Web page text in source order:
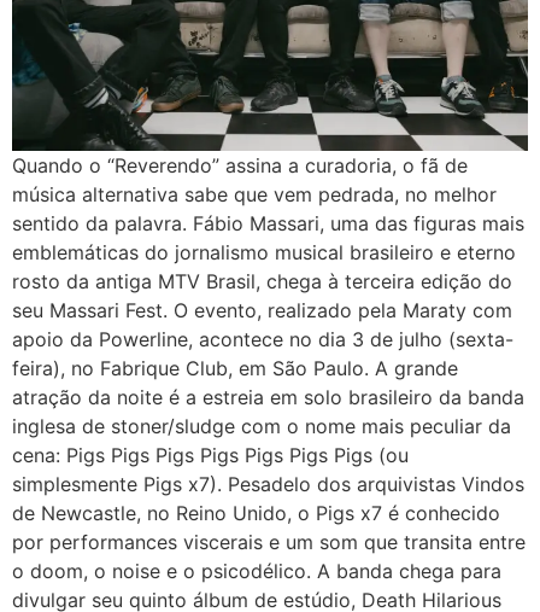
Quando o “Reverendo” assina a curadoria, o fã de
música alternativa sabe que vem pedrada, no melhor
sentido da palavra. Fábio Massari, uma das figuras mais
emblemáticas do jornalismo musical brasileiro e eterno
rosto da antiga MTV Brasil, chega à terceira edição do
seu Massari Fest. O evento, realizado pela Maraty com
apoio da Powerline, acontece no dia 3 de julho (sexta-
feira), no Fabrique Club, em São Paulo. A grande
atração da noite é a estreia em solo brasileiro da banda
inglesa de stoner/sludge com o nome mais peculiar da
cena: Pigs Pigs Pigs Pigs Pigs Pigs Pigs (ou
simplesmente Pigs x7). Pesadelo dos arquivistas Vindos
de Newcastle, no Reino Unido, o Pigs x7 é conhecido
por performances viscerais e um som que transita entre
o doom, o noise e o psicodélico. A banda chega para
divulgar seu quinto álbum de estúdio, Death Hilarious